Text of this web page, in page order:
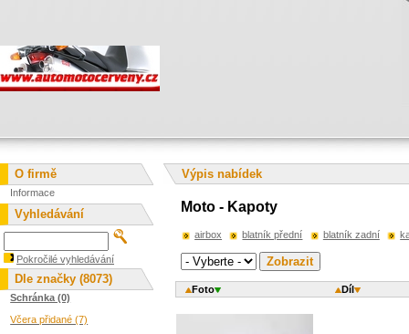
Výpis nabídek
Moto - Kapoty
airbox blatník přední blatník zadní
Foto Díl
O firmě
Informace
Vyhledávání
Pokročilé vyhledávání
Dle značky (8073)
Schránka (0)
Včera přidané (7)